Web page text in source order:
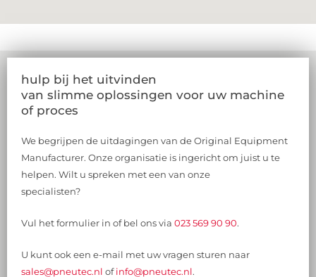
hulp bij het uitvinden
van slimme oplossingen voor uw machine
of proces
We begrijpen de uitdagingen van de Original Equipment
Manufacturer. Onze organisatie is ingericht om juist u te
helpen. Wilt u spreken met een van onze
specialisten?
Vul het formulier in of bel ons via 023 569 90 90.
U kunt ook een e-mail met uw vragen sturen naar
sales@pneutec.nl ofinfo@pneutec.nl.